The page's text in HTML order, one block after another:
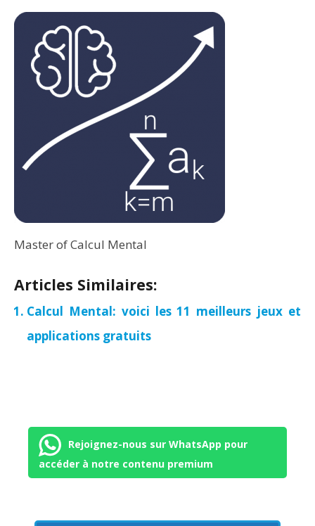
Master of Calcul Mental
Articles Similaires:
Calcul Mental: voici les 11 meilleurs jeux et
applications gratuits
Rejoignez-nous sur WhatsApp pour
accéder à notre contenu premium